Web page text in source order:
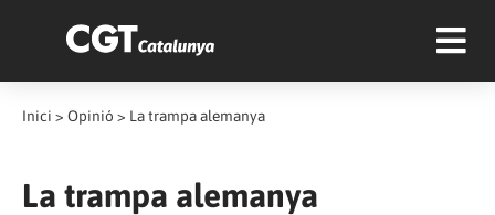
Inici > Opinió > La trampa alemanya
La trampa alemanya